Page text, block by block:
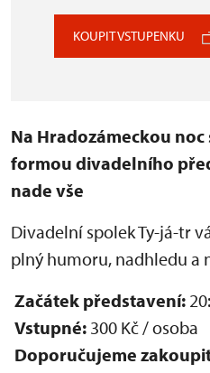
KOUPIT VSTUPENKU
Na Hradozámeckou
formou divadelního
nade vše
Divadelní spolek Ty-já-tr
plný humoru, nadhledu a
Začátek představení:
Vstupné: 300 Kč / osoba
Doporučujeme